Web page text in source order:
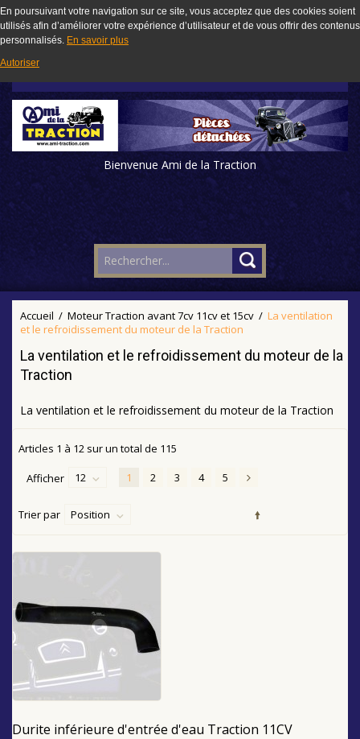
En poursuivant votre navigation sur ce site, vous acceptez que des cookies soient
utilisés afin d’améliorer votre expérience d’utilisateur et de vous offrir des contenus
personnalisés. En savoir plus
Autoriser
Bienvenue Ami de la Traction
Accueil / Moteur Traction avant 7cv 11cv et 15cv / La ventilation
et le refroidissement du moteur de la Traction
La ventilation et le refroidissement du moteur de la
Traction
La ventilation et le refroidissement du moteur de la Traction
Articles 1 à 12 sur un total de 115
1
2 3 4 5
Afficher 12
Trier par Position
Durite inférieure d'entrée d'eau Traction 11CV